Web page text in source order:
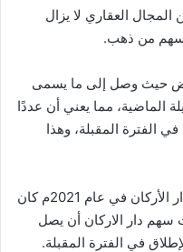
المجال العقاري لا يزال
سهم من ذهب.
حيث وصل إلى ما يسمى
الماضية، مما يعني أن عددًا
الفترة المقبلة، وهذا
لكن بشكل عام، الاستثمار في أسهم دار الأركان في عام 2021م كان
سهم دار الاركان أن يصل
في الفترة المقبلة.